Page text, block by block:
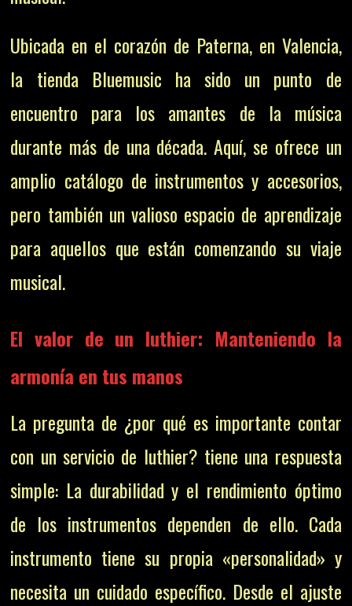
Ubicada en el corazón de Paterna, en Valencia,
la tienda Bluemusic ha sido un punto de
encuentro para los amantes de la música
durante más de una década. Aquí, se ofrece un
amplio catálogo de instrumentos y accesorios,
pero también un valioso espacio de aprendizaje
para aquellos que están comenzando su viaje
musical.
El valor de un luthier: Manteniendo la
armonía en tus manos
La pregunta de ¿por qué es importante contar
con un servicio de luthier? tiene una respuesta
simple: La durabilidad y el rendimiento óptimo
de los instrumentos dependen de ello. Cada
instrumento tiene su propia «personalidad» y
necesita un cuidado específico. Desde el ajuste